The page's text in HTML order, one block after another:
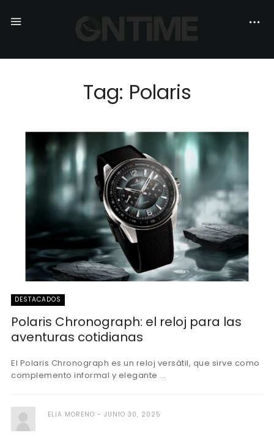
Tag: Polaris
DESTACADOS
Polaris Chronograph: el reloj para las
aventuras cotidianas
El Polaris Chronograph es un reloj versátil, que sirve como
complemento informal y elegante ...
ELIA MORENO JUNIO 30, 2025